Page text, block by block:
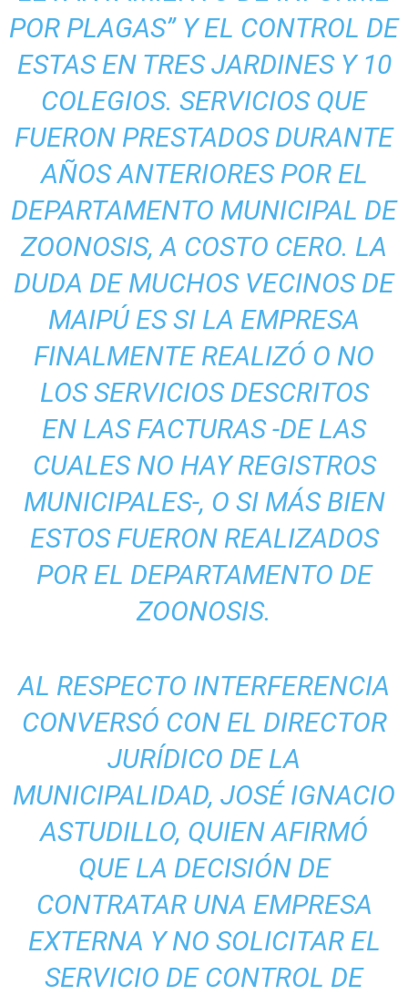
POR PLAGAS” Y EL CONTROL DE
ESTAS EN TRES JARDINES Y 10
COLEGIOS. SERVICIOS QUE
FUERON PRESTADOS DURANTE
AÑOS ANTERIORES POR EL
DEPARTAMENTO MUNICIPAL DE
ZOONOSIS, A COSTO CERO. LA
DUDA DE MUCHOS VECINOS DE
MAIPÚ ES SI LA EMPRESA
FINALMENTE REALIZÓ O NO
LOS SERVICIOS DESCRITOS
EN LAS FACTURAS -DE LAS
CUALES NO HAY REGISTROS
MUNICIPALES-, O SI MÁS BIEN
ESTOS FUERON REALIZADOS
POR EL DEPARTAMENTO DE
ZOONOSIS.
AL RESPECTO INTERFERENCIA
CONVERSÓ CON EL DIRECTOR
JURÍDICO DE LA
MUNICIPALIDAD, JOSÉ IGNACIO
ASTUDILLO, QUIEN AFIRMÓ
QUE LA DECISIÓN DE
CONTRATAR UNA EMPRESA
EXTERNA Y NO SOLICITAR EL
SERVICIO DE CONTROL DE